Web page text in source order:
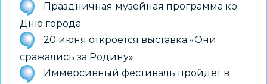
Праздничная музейная программа ко
Дню города
20 июня откроется выставка «Они
сражались за Родину»
Иммерсивный фестиваль пройдет в